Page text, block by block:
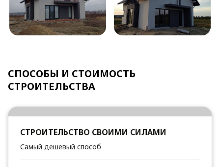
СПОСОБЫ И СТОИМОСТЬ
СТРОИТЕЛЬСТВА
СТРОИТЕЛЬСТВО СВОИМИ СИЛАМИ
Самый дешевый способ